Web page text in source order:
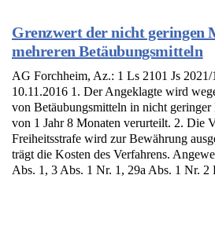
Grenzwert der nicht geringen
mehreren Betäubungsmitteln
AG Forchheim, Az.: 1 Ls 2101 Js
10.11.2016 1. Der Angeklagte wird
von Betäubungsmitteln in nicht geringer
von 1 Jahr 8 Monaten verurteilt. 2. Die
Freiheitsstrafe wird zur Bewährung
trägt die Kosten des Verfahrens.
Abs. 1, 3 Abs. 1 Nr. 1, 29a Abs. 1 Nr.